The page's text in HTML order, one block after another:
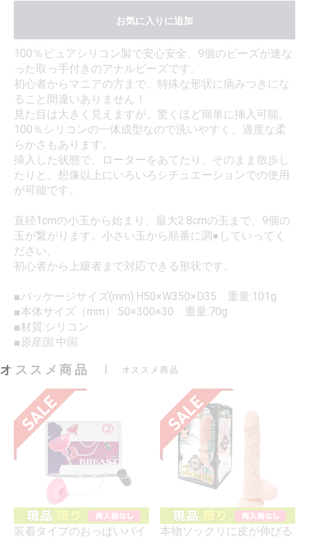
お気に入りに追加
100％ピュアシリコン製で安心安全、9個のビーズが連な
った取っ手付きのアナルビーズです。
初心者からマニアの方まで、特殊な形状に病みつきにな
ること間違いありません！
見た目は大きく見えますが、驚くほど簡単に挿入可能。
100％シリコンの一体成型なので洗いやすく、適度な柔
らかさもあります。
挿入した状態で、ローターをあてたり、そのまま散歩し
たりと、想像以上にいろいろシチュエーションでの使用
が可能です。
直径1cmの小玉から始まり、最大2.8cmの玉まで、9個の
玉が繋がります。小さい玉から順番に調●していってく
ださい。
初心者から上級者まで対応できる形状です。
■パッケージサイズ(mm):H50×W350×D35 重量:101g
■本体サイズ（mm）:50×300×30 重量:70g
■材質:シリコン
■原産国:中国
オススメ商品 オススメ商品
装着タイプのおっぱいバイ
本物ソックリに皮が伸びる